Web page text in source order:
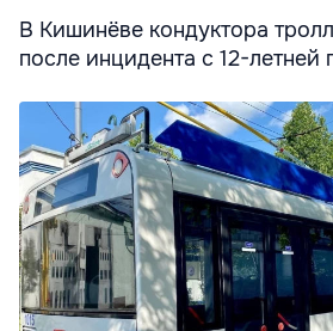
В Кишинёве кондуктора
после инцидента с 12-летней